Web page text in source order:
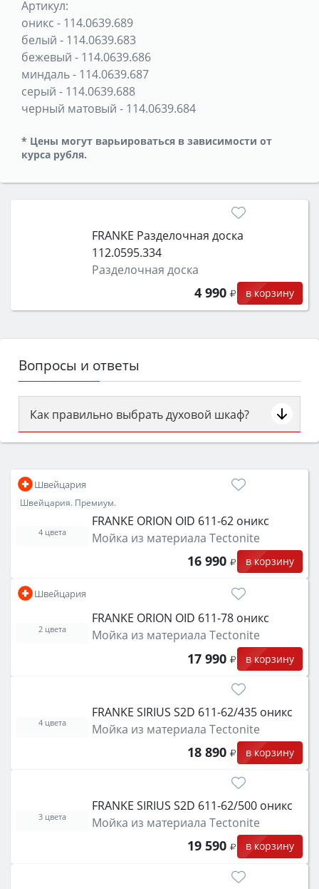
Артикул:
оникс - 114.0639.689
белый - 114.0639.683
бежевый - 114.0639.686
миндаль- 114.0639.687
серый - 114.0639.688
черный матовый - 114.0639.684
* Цены могут варьироваться в зависимости от
курса рубля.
FRANKE Разделочная доска
112.0595.334
Разделочная доска
4 990 в корзину
Вопросы и ответы
Как правильно выбрать духовой шкаф?
Сначала определитесь с типом (газовый или
затем смотрите на объём 50–70 л для семьи,
класс энергопотребления не ниже A и нужные
функции (конвекция, гриль, самоочистка,
защита от детей).
Швейцария
Швейцария. Премиум.
FRANKE ORION OID 611-62 оникс
Мойка из материала Tectonite
16 990 в корзину
4 цвета
Швейцария
FRANKE ORION OID 611-78 оникс
Мойка из материала Tectonite
17 990 в корзину
2 цвета
FRANKE SIRIUS S2D 611-62/435 оникс
Мойка из материала Tectonite
18 890 в корзину
4 цвета
FRANKE SIRIUS S2D 611-62/500 оникс
Мойка из материала Tectonite
19 590 в корзину
3 цвета